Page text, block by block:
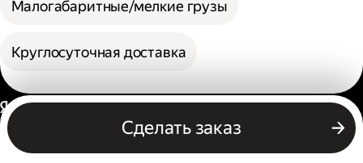
Малогабаритные/мелкие грузы
Круглосуточная доставка
Сделать заказ
Россия
Бизнесу